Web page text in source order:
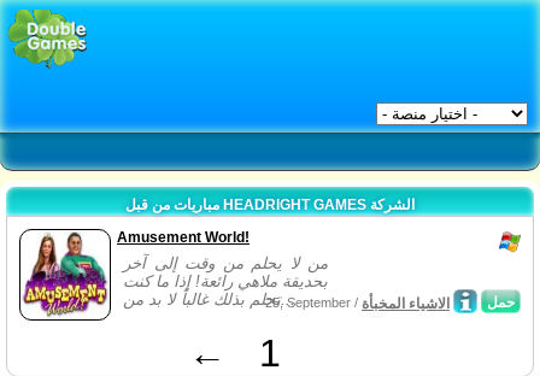
مباريات من قبل HEADRIGHT GAMES الشركة
Amusement World!
من لا يحلم من وقت إلى آخر
بحديقة ملاهي رائعة! إذا ما كنت
تحلم بذلك غالباً لا بد من...
حمل 25, September / الاشياء المخبأة
← 1